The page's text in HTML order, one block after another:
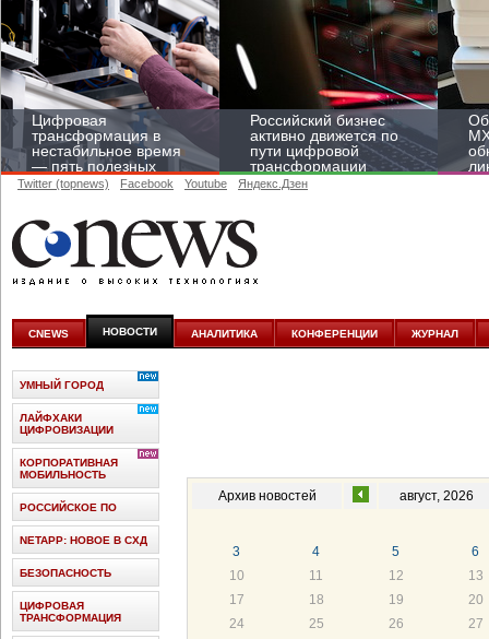
Цифровая
трансформация в
нестабильное время
— пять полезных
лайфхаков
Российский бизнес
активно движется по
пути цифровой
трансформации
Twitter (topnews) Facebook Youtube Яндекс.Дзен
CNEWS НОВОСТИ АНАЛИТИКА КОНФЕРЕНЦИИ ЖУРНАЛ
Архив новостей август, 2026
3 4 5
6
10
11 12
13
17
18 19
20
24
25 26
27
УМНЫЙ ГОРОД
ЛАЙФХАКИ
ЦИФРОВИЗАЦИИ
КОРПОРАТИВНАЯ
МОБИЛЬНОСТЬ
РОССИЙСКОЕ ПО
NETAPP: НОВОЕ В СХД
БЕЗОПАСНОСТЬ
ЦИФРОВАЯ
ТРАНСФОРМАЦИЯ